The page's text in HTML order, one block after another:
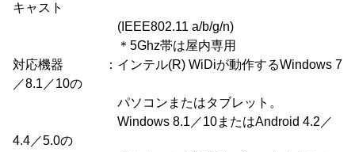
キャスト
(IEEE802.11 a/b/g/n)
＊5Ghz帯は屋内専用
対応機器 ：インテル(R) WiDiが動作するWindows 7
／8.1／10の
パソコンまたはタブレット。
Windows 8.1／10またはAndroid 4.2／
4.4／5.0の